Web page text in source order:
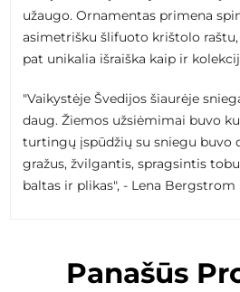
užaugo. Ornamentas primena
asimetrišku šlifuoto krištolo
pat unikalia išraiška kaip ir
"Vaikystėje Švedijos šiaurėje
daug. Žiemos užsiėmimai buvo
turtingų įspūdžių su sniegu buvo
gražus, žvilgantis, spragsintis
baltas ir plikas", - Lena Bergstrom
Panašūs